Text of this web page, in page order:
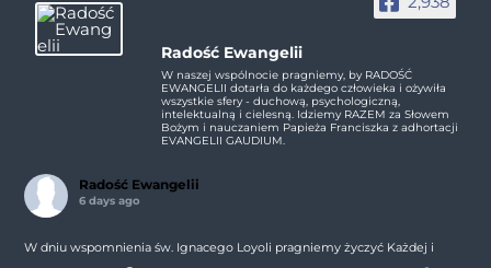
Radość Ewangelii
W naszej wspólnocie pragniemy, by RADOŚĆ
EWANGELII dotarła do każdego człowieka i ożywiła
wszystkie sfery - duchową, psychologiczną,
intelektualną i cielesną. Idziemy RAZEM za Słowem
Bożym i nauczaniem Papieża Franciszka z adhortacji
EVANGELII GAUDIUM.
Radość Ewangelii
6 days ago
W dniu wspomnienia św. Ignacego Loyoli pragniemy życzyć Każdej i